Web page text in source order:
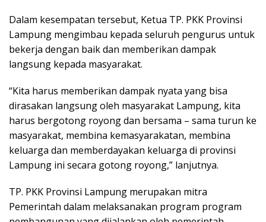
Dalam kesempatan tersebut, Ketua TP. PKK Provinsi
Lampung mengimbau kepada seluruh pengurus untuk
bekerja dengan baik dan memberikan dampak
langsung kepada masyarakat.
“Kita harus memberikan dampak nyata yang bisa
dirasakan langsung oleh masyarakat Lampung, kita
harus bergotong royong dan bersama – sama turun ke
masyarakat, membina kemasyarakatan, membina
keluarga dan memberdayakan keluarga di provinsi
Lampung ini secara gotong royong,” lanjutnya.
TP. PKK Provinsi Lampung merupakan mitra
Pemerintah dalam melaksanakan program program